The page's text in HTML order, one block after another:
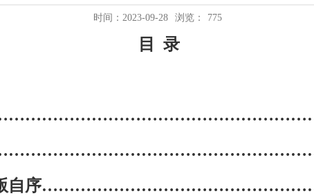
时间：2023-09-28 浏览： 775
目 录
自序